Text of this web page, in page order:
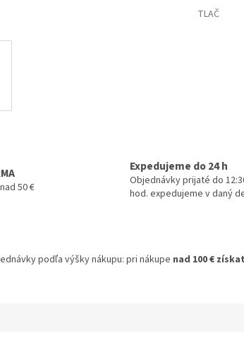
TLAČ
50 €
Expedujeme do 24 h
Objednávky prijaté do
hod. expedujeme v daný
podľa výšky nákupu: pri nákupe nad 100 €